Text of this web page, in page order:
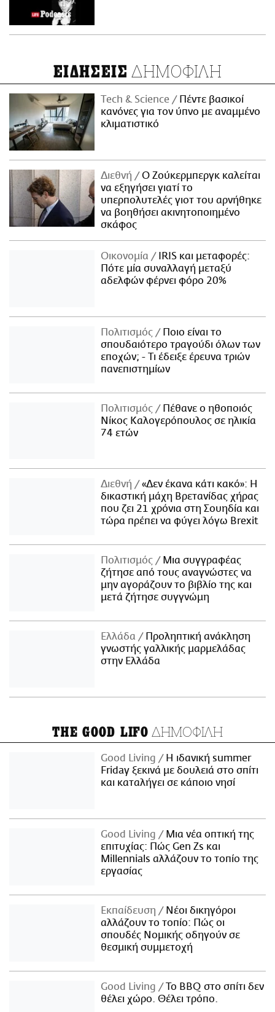
ΕΙΔΗΣΕΙΣ ΔΗΜΟΦΙΛΗ
Τech & Science
Πέντε βασικοί
κανόνες για τον ύπνο με αναμμένο
κλιματιστικό
Διεθνή
Ο Ζούκερμπεργκ καλείται
να εξηγήσει γιατί το
υπερπολυτελές γιοτ του αρνήθηκε
να βοηθήσει ακινητοποιημένο
σκάφος
Οικονομία
IRIS και μεταφορές:
Πότε μία συναλλαγή μεταξύ
αδελφών φέρνει φόρο 20%
Πολιτισμός
Ποιο είναι το
σπουδαιότερο τραγούδι όλων των
εποχών; - Τι έδειξε έρευνα τριών
πανεπιστημίων
Πολιτισμός
Πέθανε ο ηθοποιός
Νίκος Καλογερόπουλος σε ηλικία
74 ετών
Διεθνή
«Δεν έκανα κάτι κακό»: Η
δικαστική μάχη Βρετανίδας χήρας
που ζει 21 χρόνια στη Σουηδία και
τώρα πρέπει να φύγει λόγω Brexit
Πολιτισμός
Μια συγγραφέας
ζήτησε από τους αναγνώστες να
μην αγοράζουν το βιβλίο της και
μετά ζήτησε συγγνώμη
Ελλάδα
Προληπτική ανάκληση
γνωστής γαλλικής μαρμελάδας
στην Ελλάδα
THE GOOD LIFO ΔΗΜΟΦΙΛΗ
Good Living
Η ιδανική summer
Friday ξεκινά με δουλειά στο σπίτι
και καταλήγει σε κάποιο νησί
Good Living
Μια νέα οπτική της
επιτυχίας: Πώς Gen Zs και
Millennials αλλάζουν το τοπίο της
εργασίας
Εκπαίδευση
Νέοι δικηγόροι
αλλάζουν το τοπίο: Πώς οι
σπουδές Νομικής οδηγούν σε
θεσμική συμμετοχή
Good Living
Το BBQ στο σπίτι δεν
θέλει χώρο. Θέλει τρόπο.